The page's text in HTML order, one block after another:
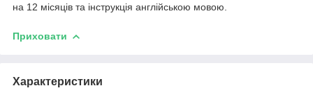
на 12 місяців та інструкція англійською мовою.
Приховати
Характеристики